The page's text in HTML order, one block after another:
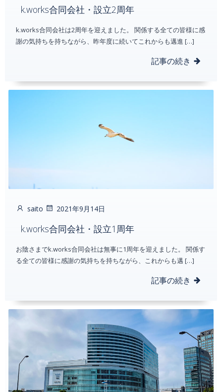
k.works合同会社・設立2周年
k.works合同会社は2周年を迎えました。 関係する全ての皆様に感
謝の気持ちを持ちながら、昨年度に続いてこれからも邁進 […]
記事の続き
saito 2021年9月14日
k.works合同会社・設立1周年
お陰さまでk.works合同会社は無事に1周年を迎えました。 関係す
る全ての皆様に感謝の気持ちを持ちながら、これからも邁 […]
記事の続き